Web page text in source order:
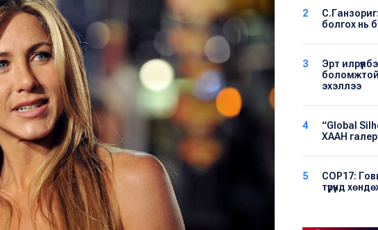
2
болгох нь
3
Эрт
эхэллээ
4
“Global
ХААН
5
COP17:
түрүүнд